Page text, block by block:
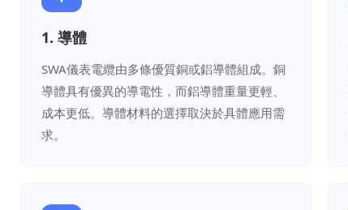
1. 導體
SWA儀表電纜由多條優質銅或鋁導體組成。銅
導體具有優異的導電性，而鋁導體重量更輕、
成本更低。導體材料的選擇取決於具體應用需
求。